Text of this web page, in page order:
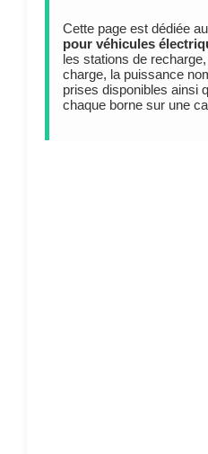
Cette page est dédiée
pour véhicules
les stations de
charge, la puissance
prises disponibles ainsi
chaque borne sur une